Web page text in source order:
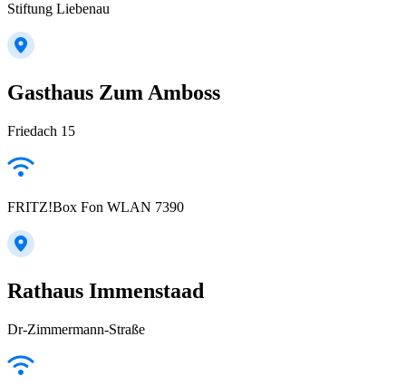
Stiftung Liebenau
Gasthaus Zum Amboss
Friedach 15
FRITZ!Box Fon WLAN 7390
Rathaus Immenstaad
Dr-Zimmermann-Straße